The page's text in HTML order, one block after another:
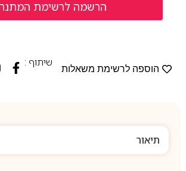
הוספה לרשימת משאלות
שיתוף :
תיאור